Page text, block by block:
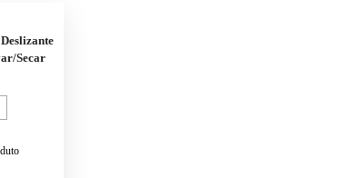
Secar